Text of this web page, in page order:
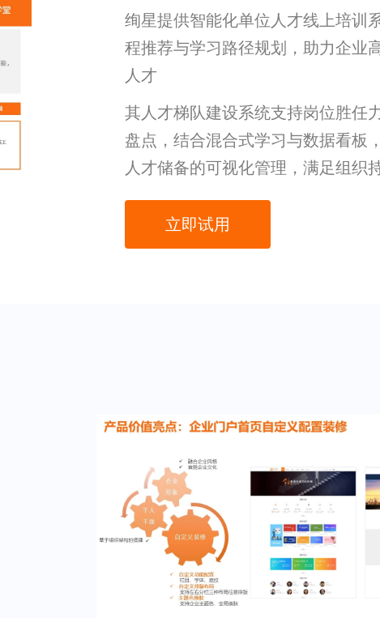
绚星提供智能化单位人才线上培训
程推荐与学习路径规划，助力企业
人才
其人才梯队建设系统支持岗位胜任
盘点，结合混合式学习与数据看板
人才储备的可视化管理，满足组织
立即试用